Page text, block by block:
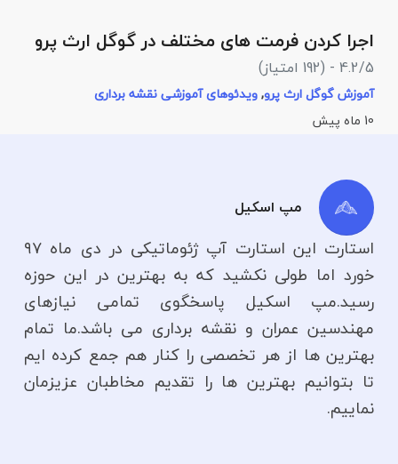
اجرا کردن فرمت های مختلف در گوگل ارث پرو
4.2/5 - (192 امتیاز)
آموزش گوگل ارث پرو,ویدئوهای آموزشی نقشه برداری
10 ماه پیش
مپ اسکیل
استارت این استارت آپ ژئوماتیکی در دی ماه ۹۷
خورد اما طولی نکشید که به بهترین در این حوزه
رسید.مپ اسکیل پاسخگوی تمامی نیازهای
مهندسین عمران و نقشه برداری می باشد.ما تمام
بهترین ها از هر تخصصی را کنار هم جمع کرده ایم
تا بتوانیم بهترین ها را تقدیم مخاطبان عزیزمان
نماییم.